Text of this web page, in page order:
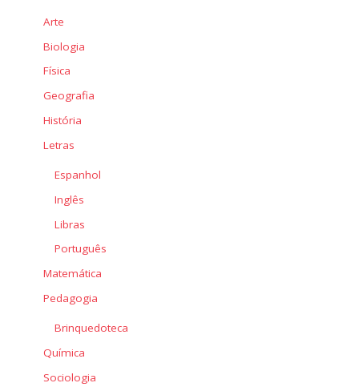
Arte
Biologia
Física
Geografia
História
Letras
Espanhol
Inglês
Libras
Português
Matemática
Pedagogia
Brinquedoteca
Química
Sociologia